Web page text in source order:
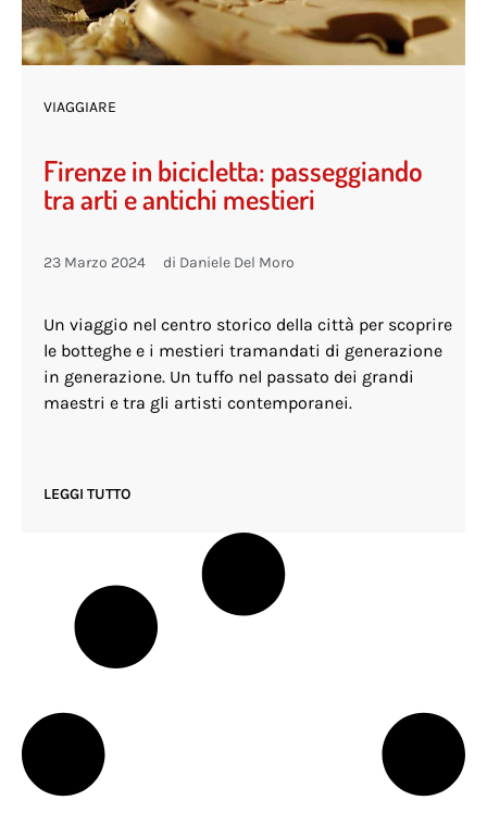
VIAGGIARE
Firenze in bicicletta: passeggiando
tra arti e antichi mestieri
23 Marzo 2024 di Daniele Del Moro
Un viaggio nel centro storico della città per scoprire
le botteghe e i mestieri tramandati di generazione
in generazione. Un tuffo nel passato dei grandi
maestri e tra gli artisti contemporanei.
LEGGI TUTTO